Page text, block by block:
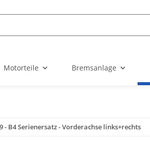
Motorteile Bremsanlage
- B4 Serienersatz - Vorderachse links+rechts